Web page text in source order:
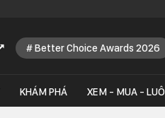
Better Choice Awards 2026
KHÁM PHÁ XEM - MUA -